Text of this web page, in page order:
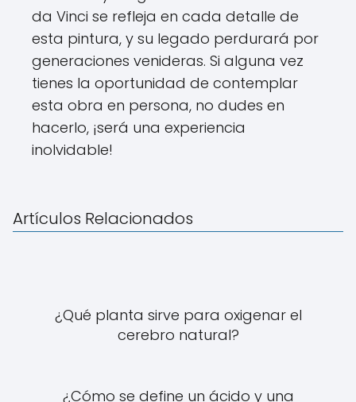
da Vinci se refleja en cada detalle de
esta pintura, y su legado perdurará por
generaciones venideras. Si alguna vez
tienes la oportunidad de contemplar
esta obra en persona, no dudes en
hacerlo, ¡será una experiencia
inolvidable!
Artículos Relacionados
¿Qué planta sirve para oxigenar el
cerebro natural?
¿Cómo se define un ácido y una